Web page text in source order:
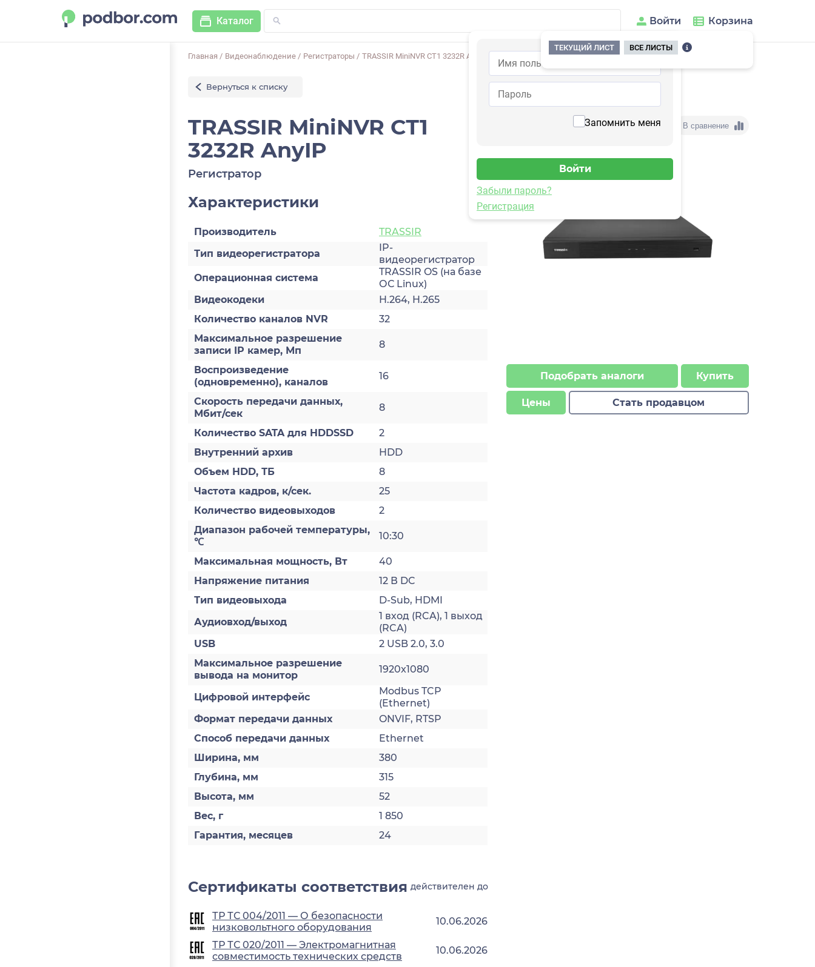
Каталог Войти
Запомнить меня
Забыли пароль?
Регистрация
Корзина
ТЕКУЩИЙ ЛИСТ
ВСЕ ЛИСТЫ
Главная / Видеонаблюдение / Регистраторы / TRASSIR MiniNVR СТ1 3232R AnyIP​
Вернуться к списку
TRASSIR MiniNVR СТ1
3232R AnyIP​
Регистратор
Характеристики
Производитель
TRASSIR
Тип видеорегистратора
IP-
видеорегистратор
Операционная система
TRASSIR OS (на базе
ОС Linux)
Видеокодеки
H.264, H.265
Количество каналов NVR
32
Максимальное разрешение
записи IP камер, Мп
8
Воспроизведение
(одновременно), каналов
16
Скорость передачи данных,
Мбит/сек
8
Количество SATA для HDDSSD
2
Внутренний архив
HDD
Объем HDD, ТБ
8
Частота кадров, к/сек.
25
Количество видеовыходов
2
Диапазон рабочей температуры,
℃
10:30
Максимальная мощность, Вт
40
Напряжение питания
12 В DC
Тип видеовыхода
D-Sub, HDMI
Аудиовход/выход
1 вход (RCA), 1 выход
(RCA)
USB
2 USB 2.0, 3.0
Максимальное разрешение
вывода на монитор
1920x1080
Цифровой интерфейс
Modbus TCP
(Ethernet)
Формат передачи данных
ONVIF, RTSP
Способ передачи данных
Ethernet
Ширина, мм
380
Глубина, мм
315
Высота, мм
52
Вес, г
1 850
Гарантия, месяцев
24
В сравнение
Подобрать аналоги Купить
Цены Стать продавцом
Сертификаты соответствия действителен до
ТР ТС 004/2011 — О безопасности
низковольтного оборудования
10.06.2026
ТР ТС 020/2011 — Электромагнитная
совместимость технических средств
10.06.2026